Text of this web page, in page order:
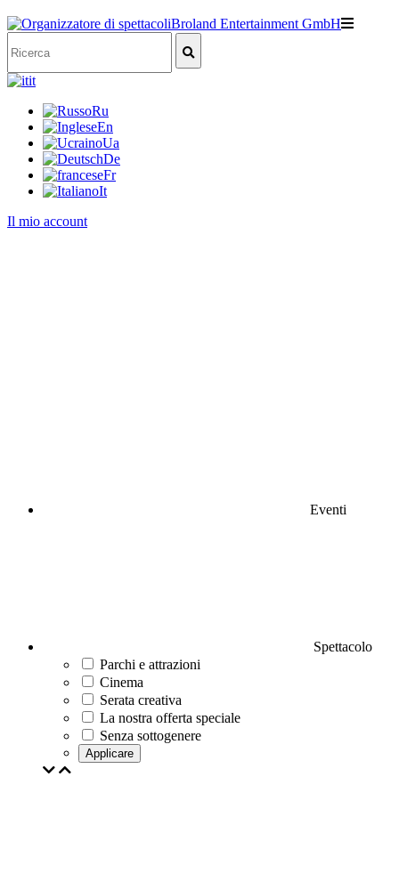
it
Ru
En
Ua
De
Fr
It
Il mio account
Eventi
Spettacolo
Parchi e attrazioni
Cinema
Serata creativa
La nostra offerta speciale
Senza sottogenere
Applicare